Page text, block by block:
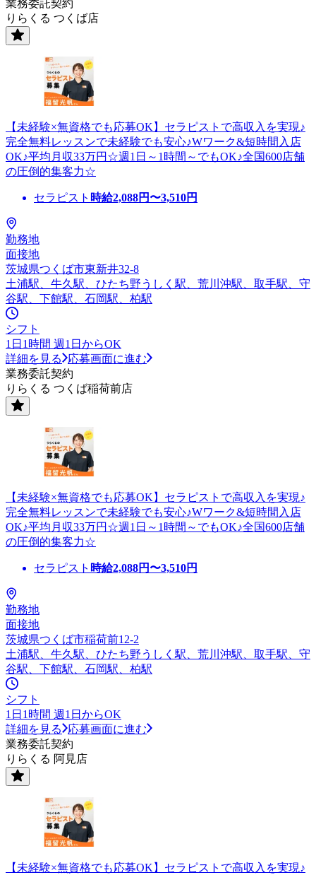
業務委託契約
りらくる つくば店
【未経験×無資格でも応募OK】セラピストで高収入を実現♪
完全無料レッスンで未経験でも安心♪Wワーク&短時間入店
OK♪平均月収33万円☆週1日～1時間～でもOK♪全国600店舗
の圧倒的集客力☆
セラピスト 時給2,088円〜3,510円
勤務地
面接地
茨城県つくば市東新井32-8
土浦駅、牛久駅、ひたち野うしく駅、荒川沖駅、取手駅、守
谷駅、下館駅、石岡駅、柏駅
シフト
1日1時間 週1日からOK
詳細を見る
応募画面に進む
業務委託契約
りらくる つくば稲荷前店
【未経験×無資格でも応募OK】セラピストで高収入を実現♪
完全無料レッスンで未経験でも安心♪Wワーク&短時間入店
OK♪平均月収33万円☆週1日～1時間～でもOK♪全国600店舗
の圧倒的集客力☆
セラピスト 時給2,088円〜3,510円
勤務地
面接地
茨城県つくば市稲荷前12-2
土浦駅、牛久駅、ひたち野うしく駅、荒川沖駅、取手駅、守
谷駅、下館駅、石岡駅、柏駅
シフト
1日1時間 週1日からOK
詳細を見る
応募画面に進む
業務委託契約
りらくる 阿見店
【未経験×無資格でも応募OK】セラピストで高収入を実現♪